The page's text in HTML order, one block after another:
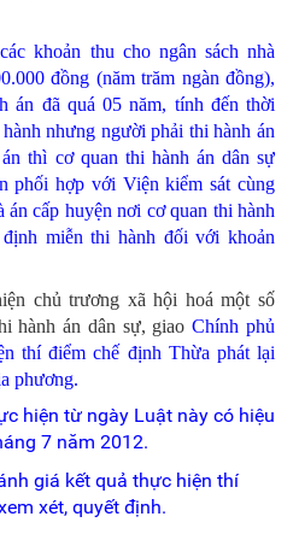
khoản thu cho ngân sách nhà
đồng (năm trăm ngàn đồng),
án đã quá 05 năm, tính đến thời
nhưng người phải thi hành án
thì cơ quan thi hành án dân sự
phối hợp với Viện kiểm sát cùng
án cấp huyện nơi cơ quan thi hành
miễn thi hành đối với khoản
chủ trương xã hội hoá một số
hành án dân sự, giaoChính phủ
thí điểm chế định Thừa phát lại
phương.
hiện từ ngày Luật này có hiệu
7 năm 2012.
giá kết quả thực hiện thí
xét, quyết định.